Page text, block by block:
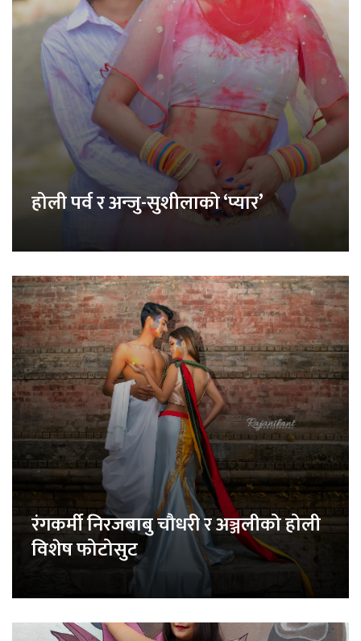
होली पर्व र अन्जु-सुशीलाको ‘प्यार’
रंगकर्मी निरजबाबु चौधरी र अञ्जलीको होली
विशेष फोटोसुट